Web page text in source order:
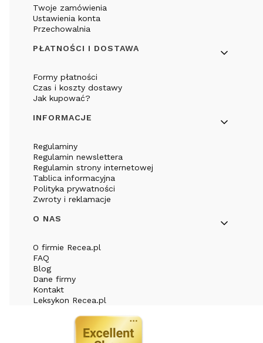
Twoje zamówienia
Ustawienia konta
Przechowalnia
PŁATNOŚCI I DOSTAWA
Formy płatności
Czas i koszty dostawy
Jak kupować?
INFORMACJE
Regulaminy
Regulamin newslettera
Regulamin strony internetowej
Tablica informacyjna
Polityka prywatności
Zwroty i reklamacje
O NAS
O firmie Recea.pl
FAQ
Blog
Dane firmy
Kontakt
Leksykon Recea.pl